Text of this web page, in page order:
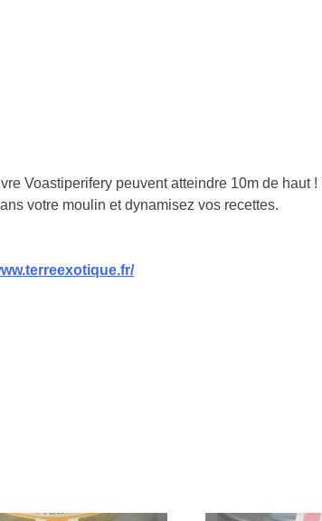
Voastiperifery peuvent atteindre 10m de haut
votre moulin et dynamisez vos recettes.